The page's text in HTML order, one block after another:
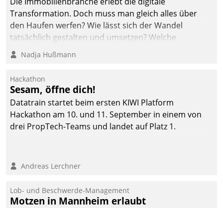
Dialogführung ermöglicht
dem externen
Serviceteam, Anrufe von
Mietenden zügiger und
effizienter zu bearbeiten.
Transformation. Doch muss man gleich alles über
den Haufen werfen? Wie lässt sich der Wandel
tatsächlich gestalten und umsetzen? Welche
Argumente zählen wirklich?
Nadja Hußmann
Hackathon
Sesam, öffne dich!
Datatrain startet beim ersten KIWI Platform
Hackathon am 10. und 11. September in einem von
drei PropTech-Teams und landet auf Platz 1.
Andreas Lerchner
Lob- und Beschwerde-Management
Motzen in Mannheim erlaubt